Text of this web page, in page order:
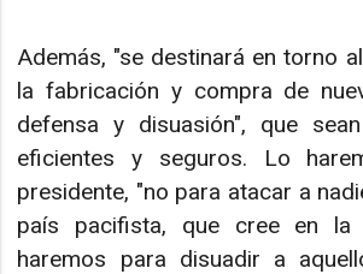
Además, "se destinará en torno
la fabricación y compra de
defensa y disuasión", que
eficientes y seguros. Lo
presidente, "no para atacar a
país pacifista, que cree en la
haremos para disuadir a